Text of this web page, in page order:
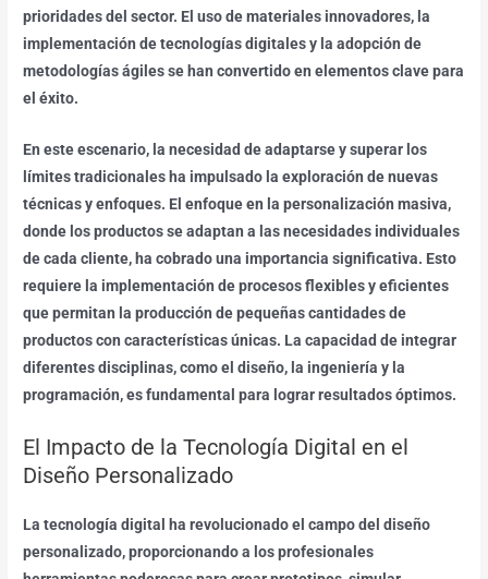
prioridades del sector. El uso de materiales innovadores, la
implementación de tecnologías digitales y la adopción de
metodologías ágiles se han convertido en elementos clave para
el éxito.
En este escenario, la necesidad de adaptarse y superar los
límites tradicionales ha impulsado la exploración de nuevas
técnicas y enfoques. El enfoque en la personalización masiva,
donde los productos se adaptan a las necesidades individuales
de cada cliente, ha cobrado una importancia significativa. Esto
requiere la implementación de procesos flexibles y eficientes
que permitan la producción de pequeñas cantidades de
productos con características únicas. La capacidad de integrar
diferentes disciplinas, como el diseño, la ingeniería y la
programación, es fundamental para lograr resultados óptimos.
El Impacto de la Tecnología Digital en el
Diseño Personalizado
La tecnología digital ha revolucionado el campo del diseño
personalizado, proporcionando a los profesionales